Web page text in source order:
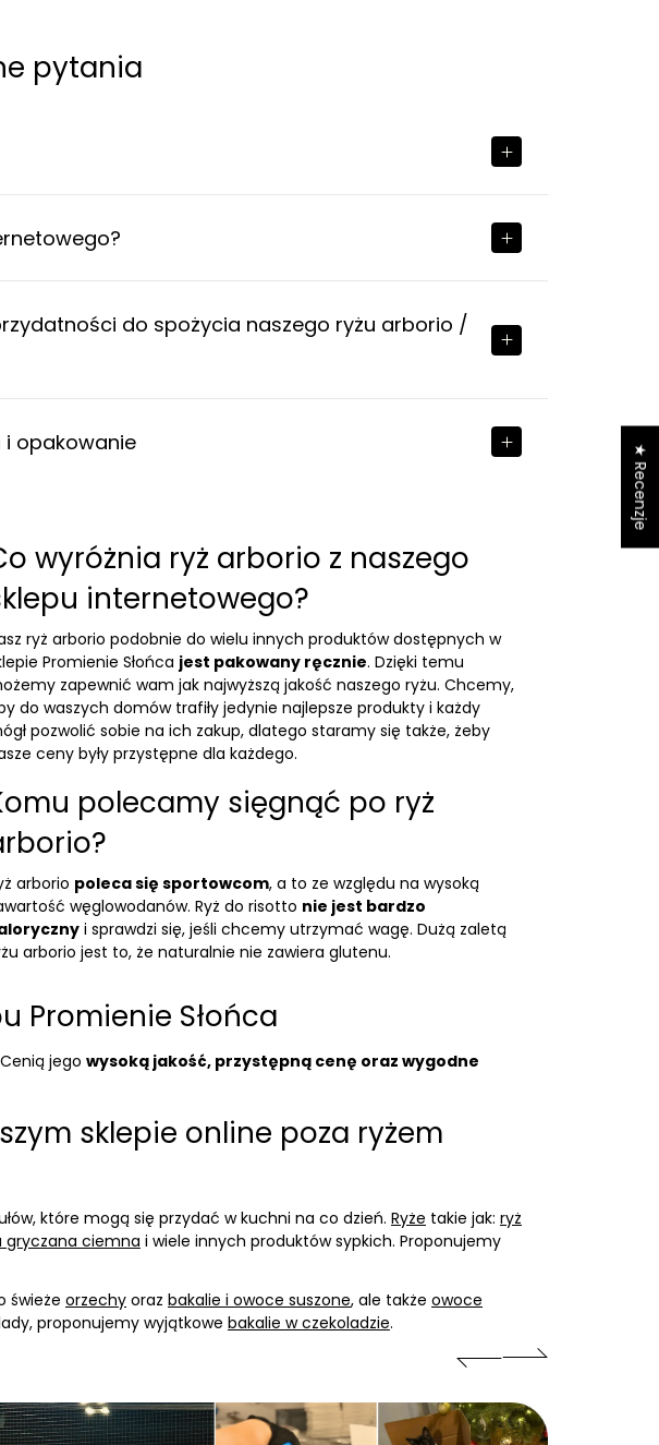
pytania
do spożycia naszego ryżu arborio /
opakowanie
wyróżnia ryż arborio z naszego
internetowego?
ryż arborio podobnie do wielu innych produktów dostępnych w
Promienie Słońca jest pakowany ręcznie. Dzięki temu
zapewnić wam jak najwyższą jakość naszego ryżu. Chcemy,
do waszych domów trafiły jedynie najlepsze produkty i każdy
pozwolić sobie na ich zakup, dlatego staramy się także, żeby
ceny były przystępne dla każdego.
polecamy sięgnąć po ryż
arborio poleca się sportowcom, a to ze względu na wysoką
węglowodanów. Ryż do risotto nie jest bardzo
i sprawdzi się, jeśli chcemy utrzymać wagę. Dużą zaletą
arborio jest to, że naturalnie nie zawiera glutenu.
Promienie Słońca
jego wysoką jakość, przystępną cenę oraz wygodne
sklepie online poza ryżem
które mogą się przydać w kuchni na co dzień. Ryże takie jak: ryż
gryczana ciemna i wiele innych produktów sypkich. Proponujemy
świeże orzechy oraz bakalie i owoce suszone, ale także owoce
proponujemy wyjątkowe bakalie w czekoladzie.
★ Recenzje